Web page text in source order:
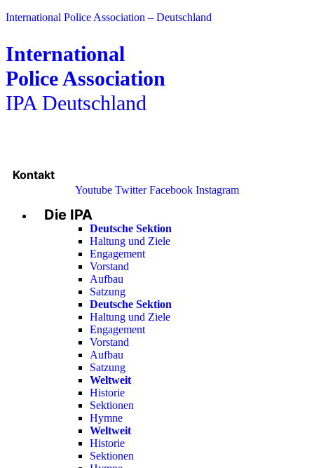
International Police Association – Deutschland
International
Police Association
IPA Deutschland
Kontakt
Youtube Twitter Facebook Instagram
Menu
Die IPA
Deutsche Sektion
Haltung und Ziele
Engagement
Vorstand
Aufbau
Satzung
Deutsche Sektion
Haltung und Ziele
Engagement
Vorstand
Aufbau
Satzung
Weltweit
Historie
Sektionen
Hymne
Weltweit
Historie
Sektionen